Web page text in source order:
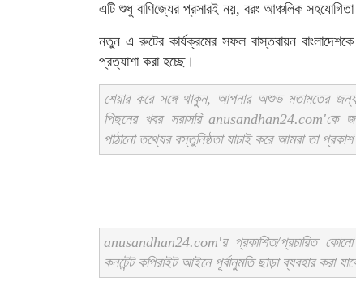
এটি শুধু বাণিজ্যের প্রসারই নয়, বরং আঞ্চলিক
নতুন এ রুটের কার্যক্রমের সফল বাস্তবায়ন
প্রত্যাশা করা হচ্ছে।
শেয়ার করে সঙ্গে থাকুন, আপনার অশুভ মতামতের জন্য
পিছনের খবর সরাসরি
পাঠানো তথ্যের বস্তুনিষ্ঠতা যাচাই করে আমরা তা
anusandhan24.com'র প্রকাশিত/প্রচারিত
কনটেন্ট কপিরাইট আইনে পূর্বানুমতি ছাড়া ব্যবহার করা